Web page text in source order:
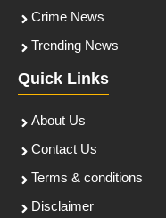
Crime News
Trending News
Quick Links
About Us
Contact Us
Terms & conditions
Disclaimer